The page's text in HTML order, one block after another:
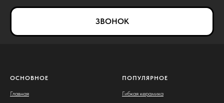
ЗВОНОК
ОСНОВНОЕ
Главная
ПОПУЛЯРНОЕ
Гибкая керамика